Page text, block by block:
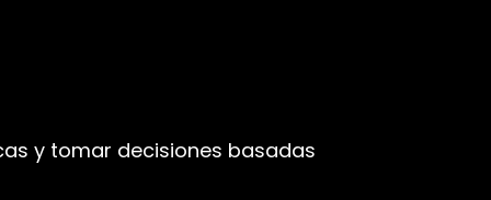
y tomar decisiones basadas